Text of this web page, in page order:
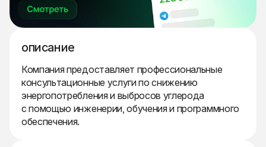
описание
Компания предоставляет профессиональные
консультационные услуги по снижению
энергопотребления и выбросов углерода
с помощью инженерии, обучения и программного
обеспечения.